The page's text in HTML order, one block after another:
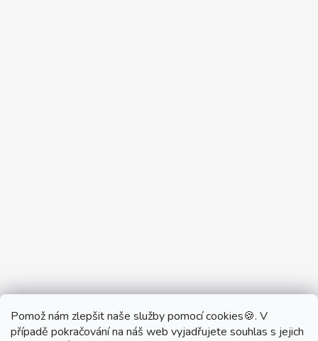
Pomož nám zlepšit naše služby pomocí cookies🍪. V
případě pokračování na náš web vyjadřujete souhlas s jejich
Partner Showroom MONOBRAND